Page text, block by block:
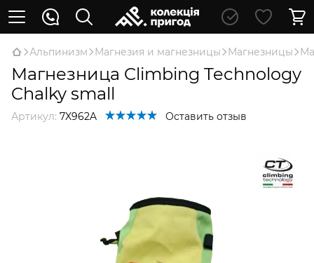
Альпинизм Магнезия и магнезницы Магнезницы
Магнезница Climbing Technology
Chalky small
Артикул: 7X962A Оставить отзыв